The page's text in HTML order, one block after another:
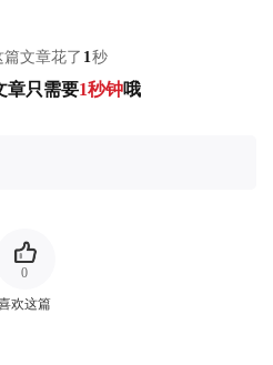
文章花了 1秒
章只需要1秒钟哦
欢这篇
0